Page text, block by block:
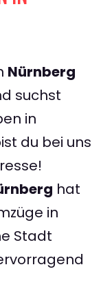
Nürnberg
suchst
in
du bei uns
hat
in
Stadt